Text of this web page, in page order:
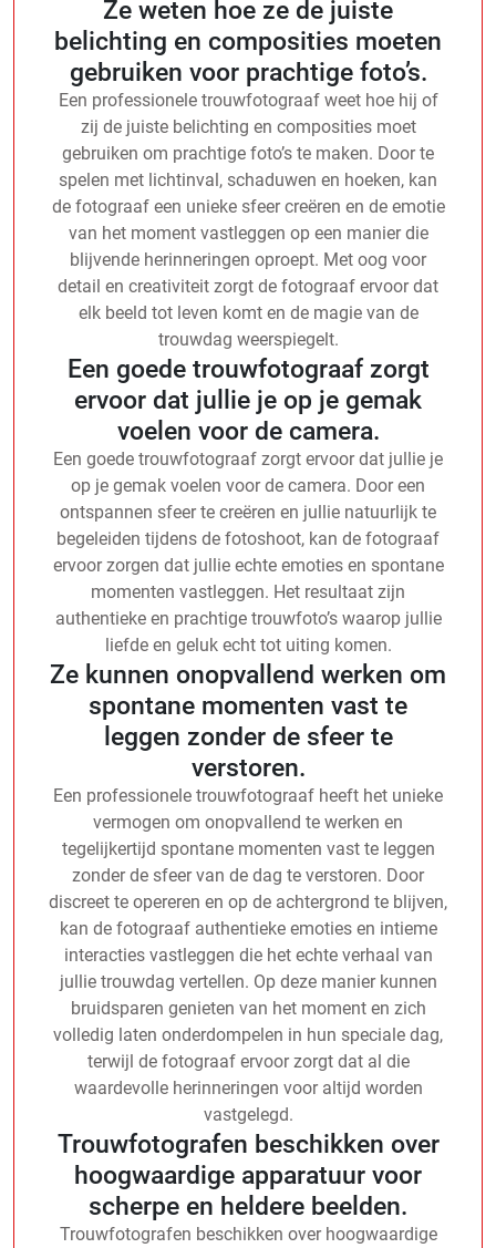
Ze weten hoe ze de juiste
belichting en composities moeten
gebruiken voor prachtige foto’s.
Een professionele trouwfotograaf weet hoe hij of
zij de juiste belichting en composities moet
gebruiken om prachtige foto’s te maken. Door te
spelen met lichtinval, schaduwen en hoeken, kan
de fotograaf een unieke sfeer creëren en de emotie
van het moment vastleggen op een manier die
blijvende herinneringen oproept. Met oog voor
detail en creativiteit zorgt de fotograaf ervoor dat
elk beeld tot leven komt en de magie van de
trouwdag weerspiegelt.
Een goede trouwfotograaf zorgt
ervoor dat jullie je op je gemak
voelen voor de camera.
Een goede trouwfotograaf zorgt ervoor dat jullie je
op je gemak voelen voor de camera. Door een
ontspannen sfeer te creëren en jullie natuurlijk te
begeleiden tijdens de fotoshoot, kan de fotograaf
ervoor zorgen dat jullie echte emoties en spontane
momenten vastleggen. Het resultaat zijn
authentieke en prachtige trouwfoto’s waarop jullie
liefde en geluk echt tot uiting komen.
Ze kunnen onopvallend werken om
spontane momenten vast te
leggen zonder de sfeer te
verstoren.
Een professionele trouwfotograaf heeft het unieke
vermogen om onopvallend te werken en
tegelijkertijd spontane momenten vast te leggen
zonder de sfeer van de dag te verstoren. Door
discreet te opereren en op de achtergrond te blijven,
kan de fotograaf authentieke emoties en intieme
interacties vastleggen die het echte verhaal van
jullie trouwdag vertellen. Op deze manier kunnen
bruidsparen genieten van het moment en zich
volledig laten onderdompelen in hun speciale dag,
terwijl de fotograaf ervoor zorgt dat al die
waardevolle herinneringen voor altijd worden
vastgelegd.
Trouwfotografen beschikken over
hoogwaardige apparatuur voor
scherpe en heldere beelden.
Trouwfotografen beschikken over hoogwaardige